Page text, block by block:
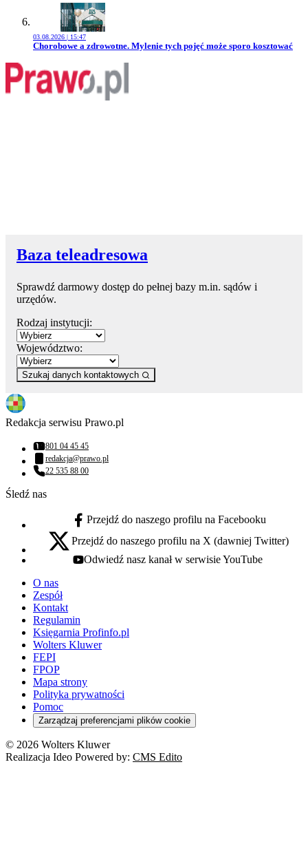
03.08.2026 | 15:47
Przejdź do artykułu:
Chorobowe a zdrowotne. Mylenie tych pojęć może sporo kosztować
Baza teleadresowa
Sprawdź darmowy dostęp do pełnej bazy m.in. sądów i
urzędów.
Rodzaj instytucji:
Województwo:
Szukaj danych kontaktowych
Redakcja serwisu Prawo.pl
Numer telefonu:
801 04 45 45
Adres email:
redakcja@prawo.pl
Numer telefonu:
22 535 88 00
Śledź nas
facebook - otwiera się w nowej karcie
Przejdź do naszego profilu na Facebooku
x - otwiera się w nowej karcie
Przejdź do naszego profilu na X (dawniej Twitter)
youtube - otwiera się w nowej karcie
Odwiedź nasz kanał w serwisie YouTube
O nas
Zespół
Kontakt
Regulamin
Księgarnia Profinfo.pl
Wolters Kluwer
FEPI
FPOP
Mapa strony
Polityka prywatności
Pomoc
Zarządzaj preferencjami plików cookie
© 2026 Wolters Kluwer
Realizacja Ideo Powered by: CMS Edito